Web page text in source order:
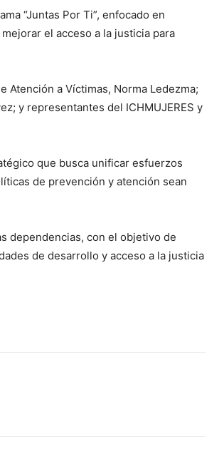
“Juntas Por Ti”, enfocado en
el acceso a la justicia para
Atención a Víctimas, Norma Ledezma;
y representantes del ICHMUJERES y
que busca unificar esfuerzos
de prevención y atención sean
dependencias, con el objetivo de
de desarrollo y acceso a la justicia